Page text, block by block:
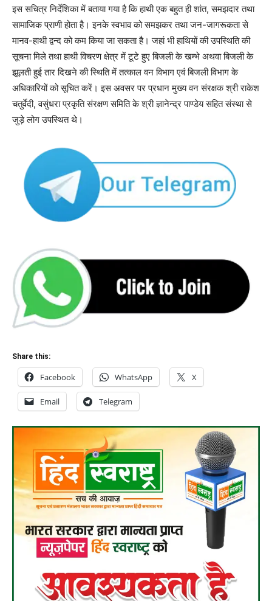
इस सचित्र निर्देशिका में बताया गया है कि हाथी एक बहुत ही शांत, समझदार तथा
सामाजिक प्राणी होता है। इनके स्वभाव को समझकर तथा जन-जागरूकता से
मानव-हाथी द्वन्द को कम किया जा सकता है। जहां भी हाथियों की उपस्थिति की
सूचना मिले तथा हाथी विचरण क्षेत्र में टूटे हुए बिजली के खम्भे अथवा बिजली के
झूलती हुई तार दिखने की स्थिति में तत्काल वन विभाग एवं बिजली विभाग के
अधिकारियों को सूचित करें। इस अवसर पर प्रधान मुख्य वन संरक्षक श्री राकेश
चतुर्वेदी, वसुंधरा प्रकृति संरक्षण समिति के श्री ज्ञानेन्द्र पाण्डेय सहित संस्था से
जुड़े लोग उपस्थित थे।
Share this:
Facebook WhatsApp X
Email Telegram